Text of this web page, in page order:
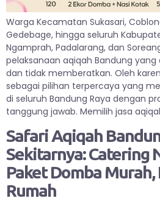
Warga Kecamatan Sukasari,
Gedebage, hingga seluruh
Ngamprah, Padalarang, dan
pelaksanaan aqiqah Bandung
dan tidak memberatkan. Oleh
sebagai pilihan terpercaya yang
di seluruh Bandung Raya dengan
tanggung jawab. Memilih jasa
Safari Aqiqah
Sekitarnya: Catering
Paket Domba
Rumah